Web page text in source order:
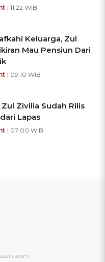
| 11:22 WIB
Keluarga, Zul
Mau Pensiun Dari
| 09:10 WIB
Zivilia Sudah Rilis
Lapas
| 07:00 WIB